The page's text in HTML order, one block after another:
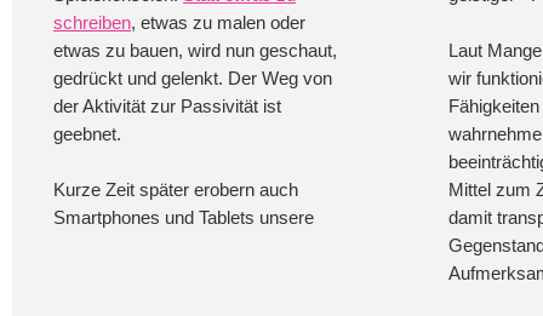
schreiben, etwas zu malen oder
etwas zu bauen, wird nun geschaut,
gedrückt und gelenkt. Der Weg von
der Aktivität zur Passivität ist
geebnet.
Kurze Zeit später erobern auch
Smartphones und Tablets unsere
Laut
wir
Mittel zum
damit